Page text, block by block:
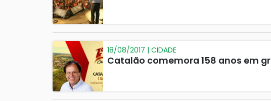
18/08/2017 | CIDADE
Catalão comemora 158 anos em